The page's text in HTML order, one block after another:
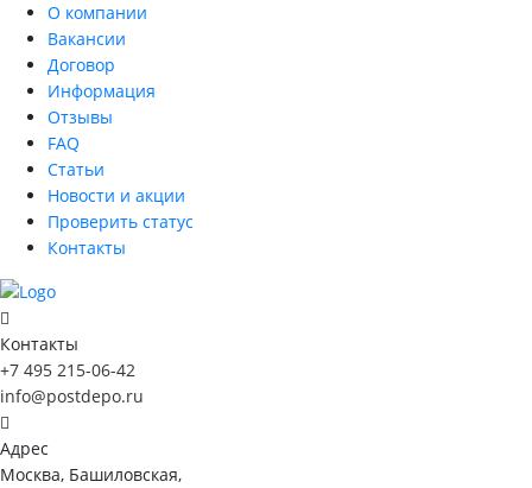
О компании
Вакансии
Договор
Информация
Отзывы
FAQ
Статьи
Новости и акции
Проверить статус
Контакты
Контакты
+7 495 215-06-42
info@postdepo.ru
Адрес
Москва, Башиловская,